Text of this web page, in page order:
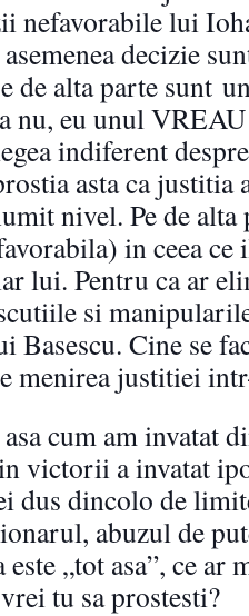
nefavorabile lui
decizie
de alta parte sunt
nu, eu unul
indiferent
asta ca justitia
nivel. Pe de
in ceea
lui. Pentru ca ar
si
Cine se
menirea justitiei
cum am invatat
victorii a invatat
dus dincolo de
abuzul de
„tot asa”, ce ar
tu sa prostesti?